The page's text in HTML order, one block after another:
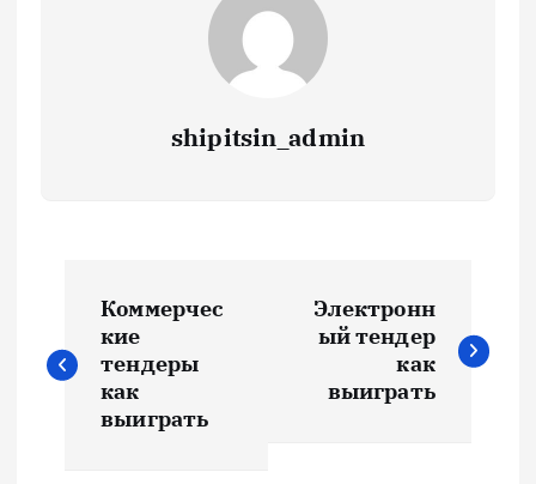
shipitsin_admin
а
Коммерчес
кие
тендеры
как
выиграть
Электронн
ый тендер
как
выиграть